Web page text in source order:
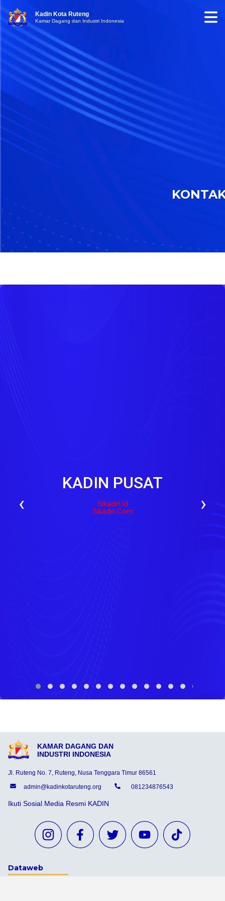
Kadin Kota Ruteng
Kamar Dagang dan Industri Indonesia
KADIN PUSAT
Sikadin.id
Sikadin.com
‹ ›
KAMAR DAGANG DAN
INDUSTRI INDONESIA
Jl. Ruteng No. 7, Ruteng, Nusa Tenggara Timur 86561
admin@kadinkotaruteng.org
081234876543
Ikuti Sosial Media Resmi KADIN
Dataweb